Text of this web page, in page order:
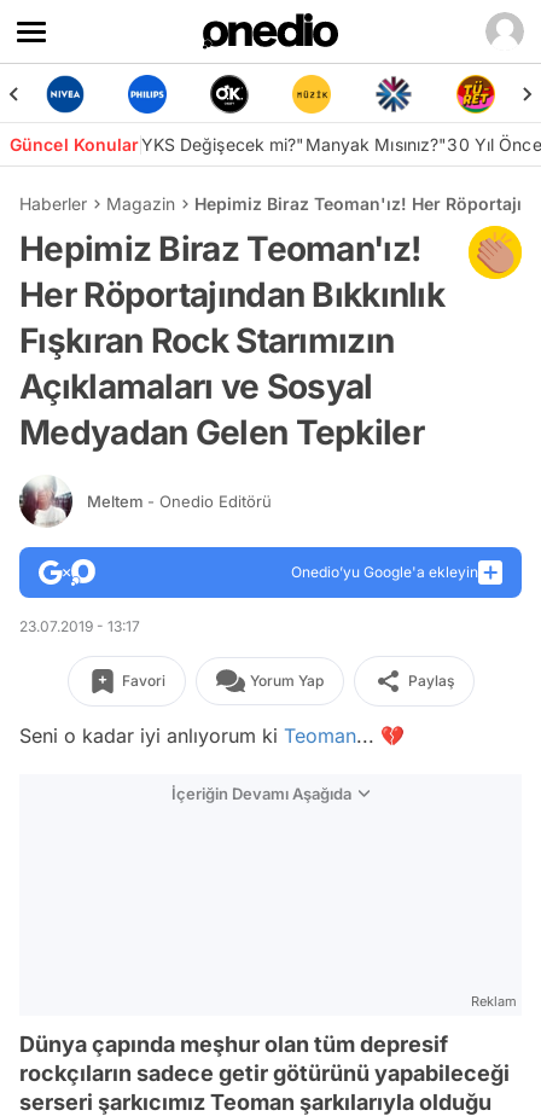
Güncel KonularYKS Değişecek mi?"Manyak Mısınız?"30 Yıl
Haberler Magazin Hepimiz Biraz Teoman'ız! Her
Hepimiz Biraz Teoman'ız!
Her Röportajından Bıkkınlık
Fışkıran Rock Starımızın
Açıklamaları ve Sosyal
Medyadan Gelen Tepkiler
Meltem - Onedio Editörü
Onedio’yu Google'a ekleyin
23.07.2019 - 13:17
Favori Yorum Yap Paylaş
Seni o kadar iyi anlıyorum ki Teoman... 💔
İçeriğin Devamı Aşağıda
Reklam
Dünya çapında meşhur olan tüm depresif
rockçıların sadece getir götürünü yapabileceği
serseri şarkıcımız Teoman şarkılarıyla olduğu